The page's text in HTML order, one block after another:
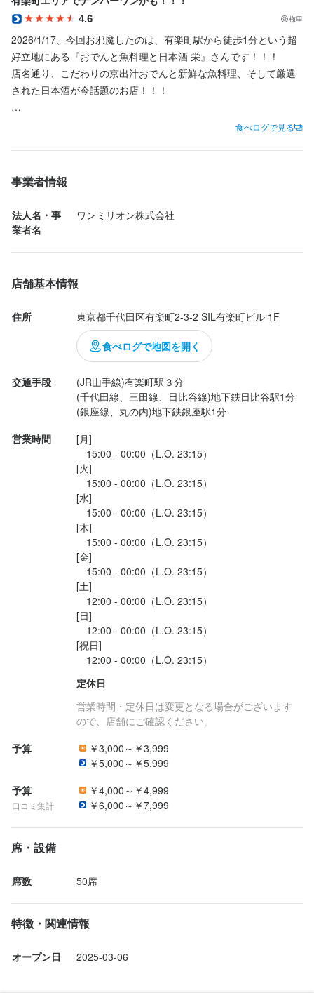
資格取得支援制度もあり、働きながらスキルを磨けるので、キャ
リアアップを目指している方には最適な職場です。
ご応募を心よりお待ちしております。
4.6 梅里
2026/1/17、今回お邪魔したのは、有楽町駅から徒歩1分という超
好立地にある『おでんと魚料理と日本酒 栄』さんです！！！
店名通り、こだわりの京出汁おでんと新鮮な魚料理、そして厳選
された日本酒が今話題のお店！！！
通常5,500円のコースが、今なら4,500円（税込）というサービス
落ち着いた和の空間で、名物のおでんをメインに刺身や炭火焼、
天麩羅まで楽しめる会席スタイルのコースを堪能できるなんて、
まさに最高にグッドな贅沢！！！
た！！！
工場』でいただきました一杯と同じくらい美味しいんです！！！
グラスの内側がきれいなので、泡...
食べログで見る
事業者情報
法人名・事
業者名
ワンミリオン株式会社
店舗基本情報
住所 東京都千代田区有楽町2-3-2 SIL有楽町ビル 1F
食べログで地図を開く
交通手段
(JR山手線)有楽町駅３分
(千代田線、三田線、日比谷線)地下鉄日比谷駅1分
(銀座線、丸の内)地下鉄銀座駅1分
営業時間
[月]
15:00 - 00:00（L.O. 23:15）
[火]
15:00 - 00:00（L.O. 23:15）
[水]
15:00 - 00:00（L.O. 23:15）
[木]
15:00 - 00:00（L.O. 23:15）
[金]
15:00 - 00:00（L.O. 23:15）
[土]
12:00 - 00:00（L.O. 23:15）
[日]
12:00 - 00:00（L.O. 23:15）
[祝日]
定休日
営業時間・定休日は変更となる場合がございます
ので、店舗にご確認ください。
予算
￥3,000～￥3,999
￥5,000～￥5,999
予算
口コミ集計
￥4,000～￥4,999
￥6,000～￥7,999
席・設備
席数 50席
特徴・関連情報
オープン日 2025-03-06
店名
おでんと魚料理と日本酒 栄
法人名・事業者名
お店の採用担当者からのメッセージ
求職者のみなさまへ。
ここまでお読みいただき、ありがとうございます。
私たちは、一人ひとりの経験や得意分野を尊重し、力を発揮でき
る環境づくりを大切にしています。
あなたと一緒に働ける日を心よりお待ちしています。
おでんと魚料理と日本酒 栄
勤務地
ワンミリオン株式会社
最終更新日2025/11/11
店名
おでんと魚料理と日本酒 栄
法人名・事業者名
求職者のみなさまへ。
ここまでお読みいただき、ありがとうございます。
私たちは、一人ひとりの経験や得意分野を尊重し、力を発揮でき
る環境づくりを大切にしています。
あなたと一緒に働ける日を心よりお待ちしています。
店名
勤務地
法人名・事業者名
最終更新日2025/11/11
店名
おでんと魚料理と日本酒 栄
勤務地
東京都千代田区有楽町2-3-2 SIL有楽町ビル 1F
法人名・事業者名